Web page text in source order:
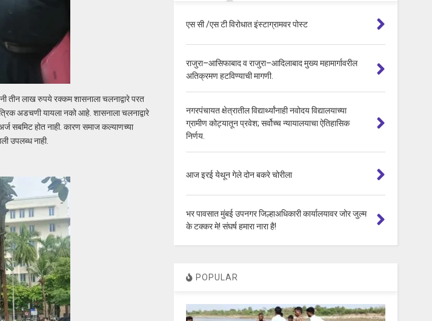
तीन लाख रुपये रक्कम शासनाला चलनाद्वारे परत
अडचणी यायला नको आहे. शासनाला चलनाद्वारे
सबमिट होत नाही. कारण समाज कल्याणच्या
उपलब्ध नाही.
एस सी /एस टी विरोधात इंस्टाग्रामवर पोस्ट
राजुरा–आसिफाबाद व राजुरा–आदिलाबाद मुख्य महामार्गावरील
अतिक्रमण हटविण्याची मागणी.
नगरपंचायत क्षेत्रातील विद्यार्थ्यांनाही नवोदय विद्यालयाच्या
ग्रामीण कोट्यातून प्रवेश; सर्वोच्च न्यायालयाचा ऐतिहासिक
निर्णय.
आज इरई येथून गेले दोन बकरे चोरीला
भर पावसात मुंबई उपनगर जिल्हाअधिकारी कार्यालयावर जोर जुल्म
के टक्कर मे! संघर्ष हमारा नारा है!
POPULAR